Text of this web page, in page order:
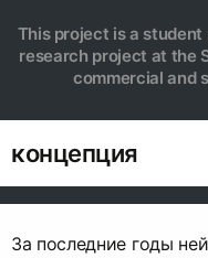
This project is a
research project at the
commercial and
концепция
За последние годы